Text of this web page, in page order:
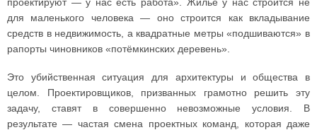
для маленького человека — оно строится как вкладывание
средств в недвижимость, а квадратные метры «подшиваются» в
рапорты чиновников «потёмкинских деревень».
Это убийственная ситуация для архитектуры и общества в
целом. Проектировщиков, призванных грамотно решить эту
задачу, ставят в совершенно невозможные условия. В
результате — частая смена проектных команд, которая даже